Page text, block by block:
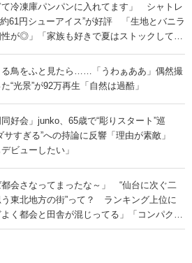
て冷凍庫パンパンに入れてます」 シャトレ
約61円シューアイス”が好評 「生地とバニラ
性が◎」「家族も好きで夏はストックして
る鳥をふと見たら……「うわぁああ」偶然撮
“光景”が92万再生「自然は過酷」
同好会」junko、65歳で“彫りスタート”巡
すぎる”への持論に反響「理由が素敵」
デビューしたい」
都会さなってまったな～」 “仙台に次ぐ二
東北地方の街”って？ ランキング上位に
よく都会と田舎が混じってる」「コンパクト
いい街」の声